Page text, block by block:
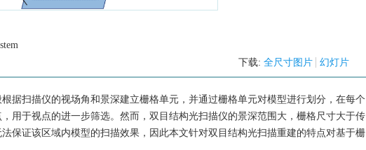
下载: 全尺寸图片 幻灯片
据扫描仪的视场角和景深建立栅格单元，并通过栅格单元对模型进行划分，在每个
用于视点的进一步筛选。然而，双目结构光扫描仪的景深范围大，栅格尺寸大于传
保证该区域内模型的扫描效果，因此本文针对双目结构光扫描重建的特点对基于栅